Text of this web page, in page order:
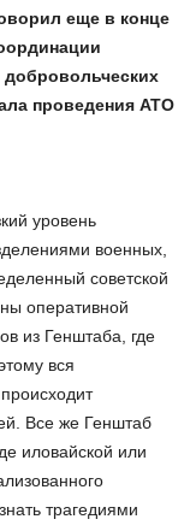
еще в конце
проведения АТО
уровень
военных,
советской
оперативной
из Генштаба, где
вся
Все же Генштаб
иловайской или
трагедиями